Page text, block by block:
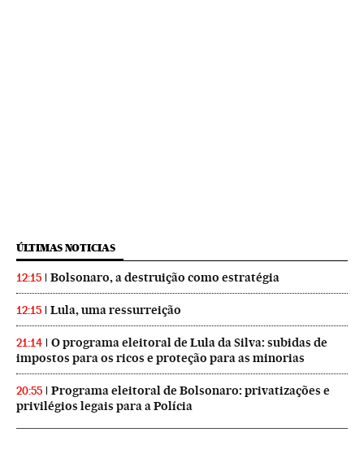
ÚLTIMAS NOTICIAS
12:15 Bolsonaro, a destruição como estratégia
12:15 Lula, uma ressurreição
21:14
O programa eleitoral de Lula da Silva: subidas de
impostos para os ricos e proteção para as minorias
20:55
Programa eleitoral de Bolsonaro: privatizações e
privilégios legais para a Polícia